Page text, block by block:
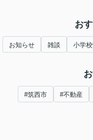
お
お知らせ 雑談 小学
#筑西市 #不動産